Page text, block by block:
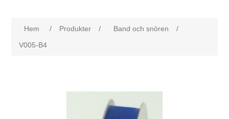
Hem / Produkter / Band och snören
/
V005-B4